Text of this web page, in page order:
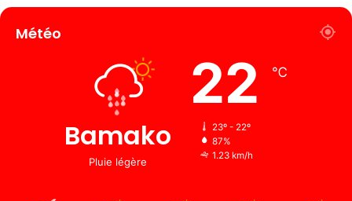
Météo
Bamako
Pluie légère
22 ℃
23º - 22º
87%
1.23 km/h